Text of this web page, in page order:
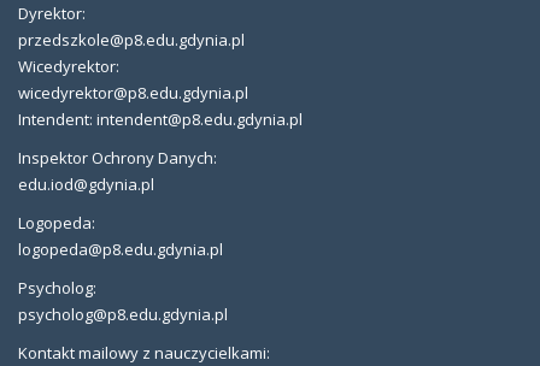
Dyrektor:
przedszkole@p8.edu.gdynia.pl
Wicedyrektor:
wicedyrektor@p8.edu.gdynia.pl
Intendent: intendent@p8.edu.gdynia.pl
Inspektor Ochrony Danych:
edu.iod@gdynia.pl
Logopeda:
logopeda@p8.edu.gdynia.pl
Psycholog:
psycholog@p8.edu.gdynia.pl
Kontakt mailowy z nauczycielkami: